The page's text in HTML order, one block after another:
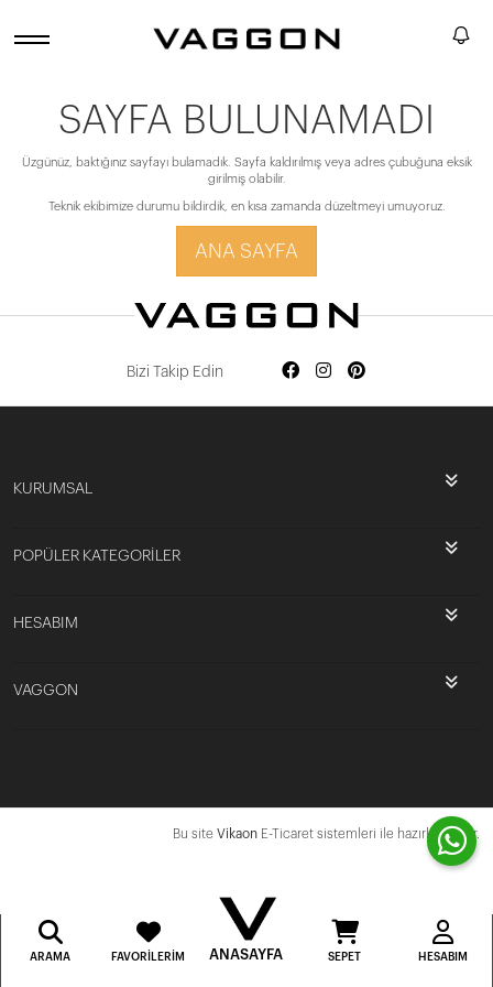
SAYFA BULUNAMADI
Üzgünüz, baktığınız sayfayı bulamadık. Sayfa kaldırılmış veya adres çubuğuna eksik
girilmiş olabilir.
Teknik ekibimize durumu bildirdik, en kısa zamanda düzeltmeyi umuyoruz.
ANA SAYFA
Bizi Takip Edin
KURUMSAL
POPÜLER KATEGORİLER
HESABIM
VAGGON
Bu site Vikaon E-Ticaret sistemleri ile hazırlanmıştır.
ARAMA FAVORILERIM ANASAYFA SEPET HESABIM